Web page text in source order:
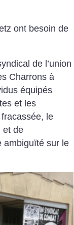
ont besoin de
de l’union
Charrons à
équipés
et les
le
et de
ambiguïté sur le